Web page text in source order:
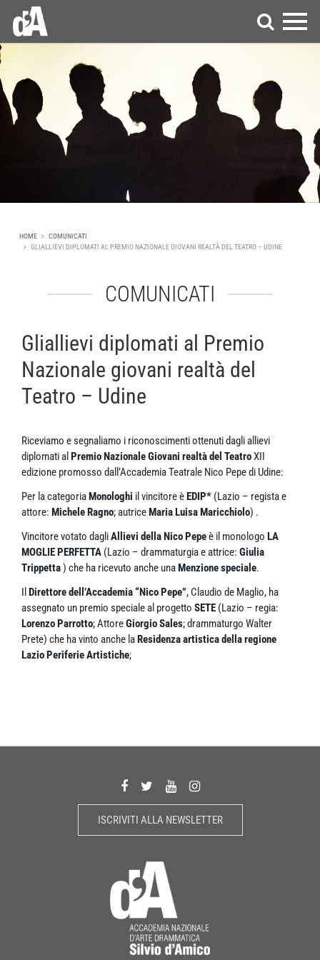
HOME
COMUNICATI
GLIALLIEVI DIPLOMATI AL PREMIO NAZIONALE GIOVANI REALTÀ DEL TEATRO – UDINE
COMUNICATI
Gliallievi diplomati al Premio
Nazionale giovani realtà del
Teatro – Udine
Riceviamo e segnaliamo i riconoscimenti ottenuti dagli allievi
diplomati al Premio Nazionale Giovani realtà del TeatroXII
edizione promosso dall’Accademia Teatrale Nico Pepe di Udine:
Per la categoriaMonologhi il vincitore èEDIP* (Lazio – regista e
attore: Michele Ragno; autriceMaria Luisa Maricchiolo) .
Vincitore votato dagliAllievi della Nico Pepeè il monologo LA
MOGLIE PERFETTA (Lazio – drammaturgia e attrice: Giulia
Trippetta) che ha ricevuto anche unaMenzione speciale.
Il Direttore dell’Accademia “Nico Pepe”, Claudio de Maglio, ha
assegnato un premio speciale al progetto SETE (Lazio – regia:
Lorenzo Parrotto; AttoreGiorgio Sales; drammaturgo Walter
Prete) che ha vinto anche laResidenza artistica della regione
Lazio Periferie Artistiche;
ISCRIVITI ALLA NEWSLETTER